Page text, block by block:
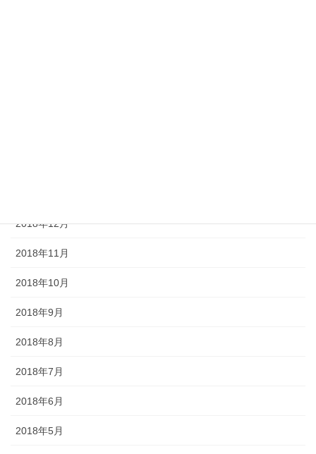
2018年12月
2018年11月
2018年10月
2018年9月
2018年8月
2018年7月
2018年6月
2018年5月